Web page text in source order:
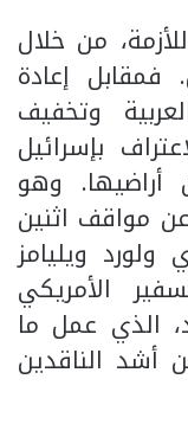
من خلال
فمقابل إعادة
وتخفيف
بإسرائيل
أراضيها. وهو
مواقف اثنين
ولورد ويليامز
الأمريكي
الذي عمل ما
كان من أشد الناقدين